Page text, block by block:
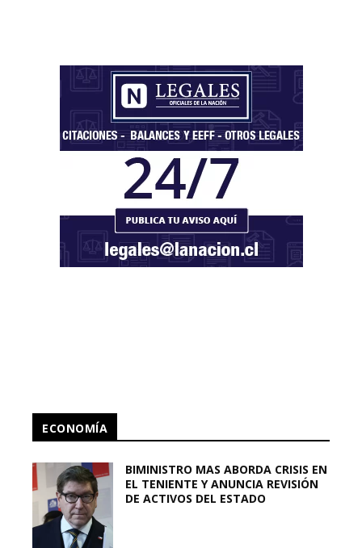
ECONOMÍA
BIMINISTRO MAS ABORDA CRISIS EN
EL TENIENTE Y ANUNCIA REVISIÓN
DE ACTIVOS DEL ESTADO